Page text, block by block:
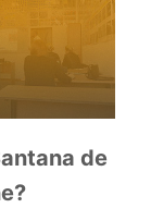
de